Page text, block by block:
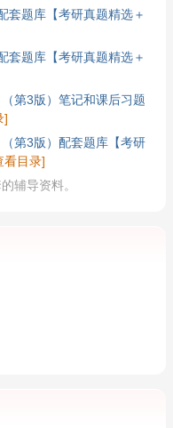
套题库【考研真题精选＋
套题库【考研真题精选＋
第3版）笔记和课后习题
]
第3版）配套题库【考研
看目录]
辅导资料。